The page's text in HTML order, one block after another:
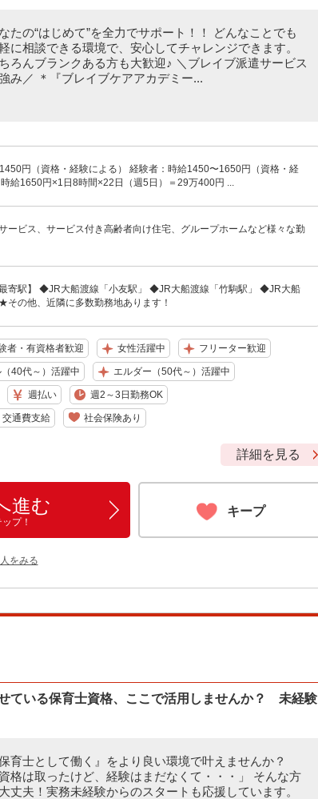
たの“はじめて”を全力でサポート！！ どんなことでも
に相談できる環境で、安心してチャレンジできます。
ろんブランクある方も大歓迎♪ ＼ブレイブ派遣サービス
み／ ＊『ブレイブケアアカデミー...
円（資格・経験による） 経験者：時給1450〜1650円（資格・経
給1650円×1日8時間×22日（週5日）＝29万400円 ...
ービス、サービス付き高齢者向け住宅、グループホームなど様々な勤
寄駅】 ◆JR大船渡線「小友駅」 ◆JR大船渡線「竹駒駅」 ◆JR大船
その他、近隣に多数勤務地あります！
者・有資格者歓迎 女性活躍中 フリーター歓迎
（40代～）活躍中 エルダー（50代～）活躍中
週払い 週2～3日勤務OK
交通費支給 社会保険あり
詳細を見る
進む
プ！
キープ
をみる
いる保育士資格、ここで活用しませんか？ 未経験
保育士として働く』をより良い環境で叶えませんか？
資格は取ったけど、経験はまだなくて・・・」 そんな方
丈夫！実務未経験からのスタートも応援しています。